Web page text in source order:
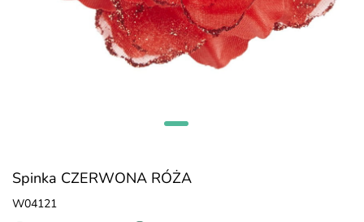
Spinka CZERWONA RÓŻA
W04121